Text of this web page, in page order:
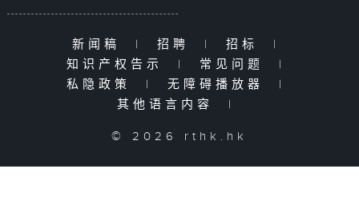
新闻稿 | 招聘 | 招标
|
知识产权告示
| 常见问题
|
私隐政策
| 无障碍播放器
|
其他语言内容
|
© 2026 rthk.hk